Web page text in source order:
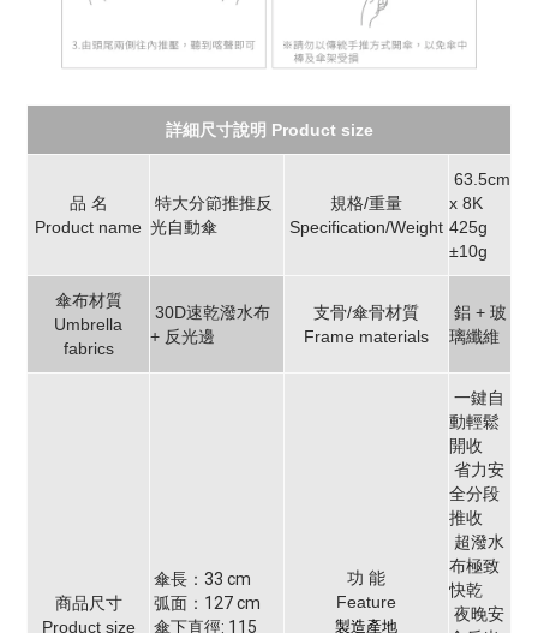
詳細尺寸說明 Product size
品 名
Product name
特大分節推推反
光自動傘
規格/重量
Specification/Weight
63.5cm
x 8K
425g
±10g
傘布材質
Umbrella
fabrics
30D速乾潑水布
+ 反光邊
支骨/傘骨材質
Frame materials
鋁 + 玻
璃纖維
商品尺寸
Product size
傘長：33 cm
弧面：127 cm
傘下直徑: 115
功 能
Feature
製造產地
一鍵自
動輕鬆
開收
省力安
全分段
推收
超潑水
布極致
快乾
夜晚安